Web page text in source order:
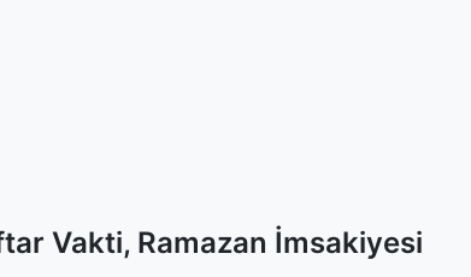
Vakti, Ramazan İmsakiyesi